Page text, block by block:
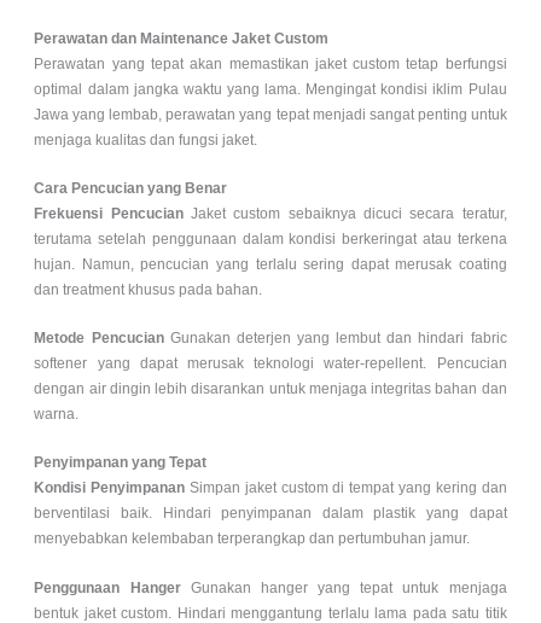
Perawatan dan Maintenance Jaket Custom
Perawatan yang tepat akan memastikan jaket custom tetap berfungsi
optimal dalam jangka waktu yang lama. Mengingat kondisi iklim Pulau
Jawa yang lembab, perawatan yang tepat menjadi sangat penting untuk
menjaga kualitas dan fungsi jaket.
Cara Pencucian yang Benar
Frekuensi PencucianJaket custom sebaiknya dicuci secara teratur,
terutama setelah penggunaan dalam kondisi berkeringat atau terkena
hujan. Namun, pencucian yang terlalu sering dapat merusak coating
dan treatment khusus pada bahan.
Metode PencucianGunakan deterjen yang lembut dan hindari fabric
softener yang dapat merusak teknologi water-repellent. Pencucian
dengan air dingin lebih disarankan untuk menjaga integritas bahan dan
warna.
Penyimpanan yang Tepat
Kondisi Penyimpanan Simpan jaket custom di tempat yang kering dan
berventilasi baik. Hindari penyimpanan dalam plastik yang dapat
menyebabkan kelembaban terperangkap dan pertumbuhan jamur.
Penggunaan HangerGunakan hanger yang tepat untuk menjaga
bentuk jaket custom. Hindari menggantung terlalu lama pada satu titik